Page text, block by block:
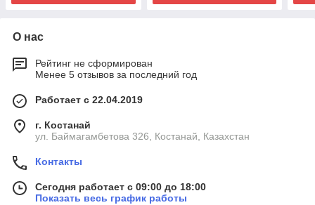
О нас
Рейтинг не сформирован
Менее 5 отзывов за последний год
Работает с 22.04.2019
г. Костанай
ул. Баймагамбетова 326, Костанай, Казахстан
Контакты
Сегодня работает с 09:00 до 18:00
Показать весь график работы